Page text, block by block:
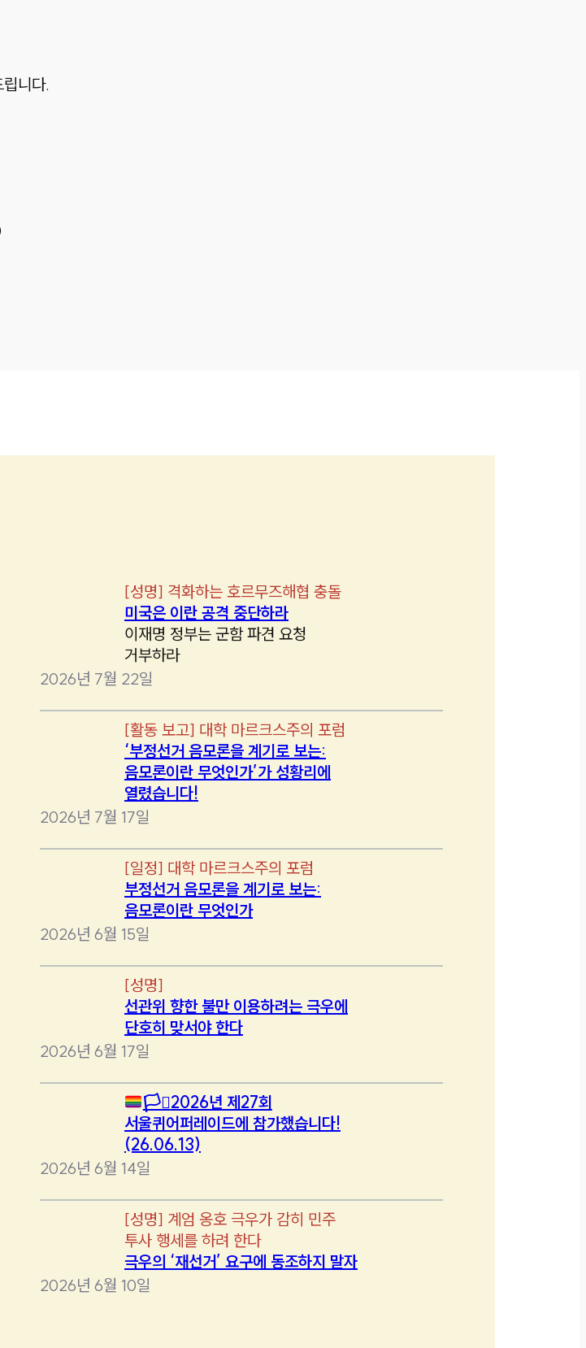
니다.
[성명] 격화하는 호르무즈해협 충돌
미국은 이란 공격 중단하라
이재명 정부는 군함 파견 요청
거부하라
2026년 7월 22일
[활동 보고] 대학 마르크스주의 포럼
‘부정선거 음모론을 계기로 보는:
음모론이란 무엇인가’가 성황리에
열렸습니다!
2026년 7월 17일
[일정] 대학 마르크스주의 포럼
부정선거 음모론을 계기로 보는:
음모론이란 무엇인가
2026년 6월 15일
[성명]
선관위 향한 불만 이용하려는 극우에
단호히 맞서야 한다
2026년 6월 17일
🏳️‍⚧️2026년 제27회
서울퀴어퍼레이드에 참가했습니다!
(26.06.13)
2026년 6월 14일
[성명] 계엄 옹호 극우가 감히 민주
투사 행세를 하려 한다
극우의 ‘재선거’ 요구에 동조하지 말자
2026년 6월 10일